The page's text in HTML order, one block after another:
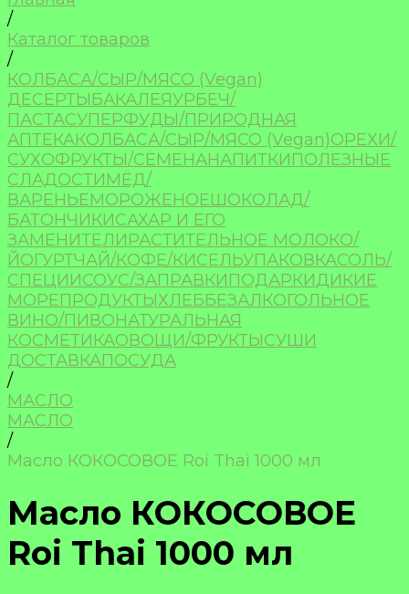
/
Каталог товаров
/
КОЛБАСА/СЫР/МЯСО (Vegan)
ДЕСЕРТЫБАКАЛЕЯУРБЕЧ/
ПАСТАСУПЕРФУДЫ/ПРИРОДНАЯ
АПТЕКАКОЛБАСА/СЫР/МЯСО (Vegan)ОРЕХИ/
СУХОФРУКТЫ/СЕМЕНАНАПИТКИПОЛЕЗНЫЕ
СЛАДОСТИМЁД/
ВАРЕНЬЕМОРОЖЕНОЕШОКОЛАД/
БАТОНЧИКИСАХАР И ЕГО
ЗАМЕНИТЕЛИРАСТИТЕЛЬНОЕ МОЛОКО/
ЙОГУРТЧАЙ/КОФЕ/КИСЕЛЬУПАКОВКАСОЛЬ/
СПЕЦИИСОУС/ЗАПРАВКИПОДАРКИДИКИЕ
МОРЕПРОДУКТЫХЛЕББЕЗАЛКОГОЛЬНОЕ
ВИНО/ПИВОНАТУРАЛЬНАЯ
КОСМЕТИКАОВОЩИ/ФРУКТЫСУШИ
ДОСТАВКАПОСУДА
/
МАСЛО
МАСЛО
/
Масло КОКОСОВОЕ Roi Thai 1000 мл
Масло КОКОСОВОЕ
Roi Thai 1000 мл